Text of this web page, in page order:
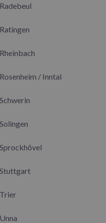
Radebeul
Ratingen
Rheinbach
Rosenheim / Inntal
Schwerin
Solingen
Sprockhövel
Stuttgart
Trier
Unna